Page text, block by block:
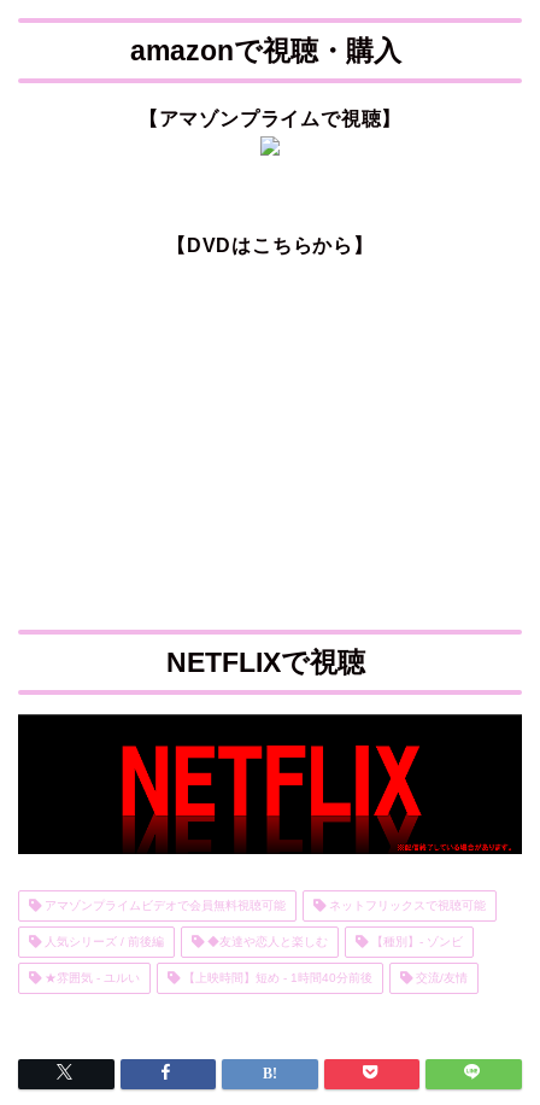
amazonで視聴・購入
【アマゾンプライムで視聴】
【DVDはこちらから】
NETFLIXで視聴
アマゾンプライムビデオで会員無料視聴可能 ネットフリックスで視聴可能
人気シリーズ / 前後編 ◆友達や恋人と楽しむ 【種別】- ゾンビ
★雰囲気 - ユルい 【上映時間】短め - 1時間40分前後 交流/友情